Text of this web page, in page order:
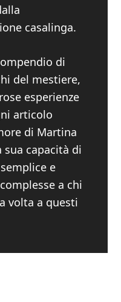
casalinga.
di
del mestiere,
esperienze
articolo
di Martina
sua capacità di
e
a chi
volta a questi